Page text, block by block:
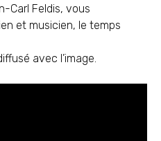
Carl Feldis, vous
et musicien, le temps
avec l’image.